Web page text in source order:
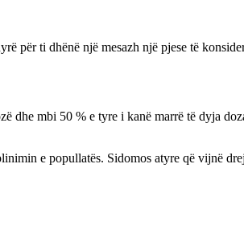
për ti dhënë një mesazh një pjese të
dhe mbi 50 % e tyre i kanë marrë të dyja
e popullatës. Sidomos atyre që vijnë